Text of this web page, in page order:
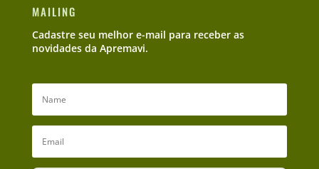
MAILING
Cadastre seu melhor e-mail para receber as
novidades da Apremavi.